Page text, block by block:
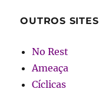
OUTROS SITES
No Rest
Ameaça
Cíclicas